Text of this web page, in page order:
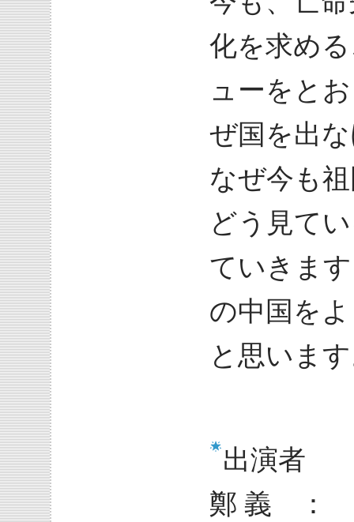
化を求め
ューをと
ぜ国を出
なぜ今も
どう見て
ていきま
の中国を
と思いま
出演者
鄭 義 ：